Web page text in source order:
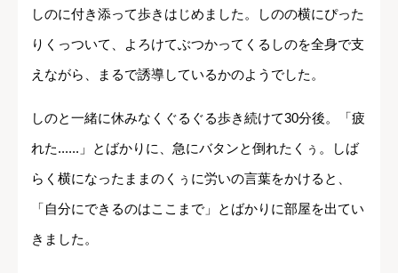
しのに付き添って歩きはじめました。しのの横にぴった
りくっついて、よろけてぶつかってくるしのを全身で支
えながら、まるで誘導しているかのようでした。
しのと一緒に休みなくぐるぐる歩き続けて30分後。「疲
れた......」とばかりに、急にバタンと倒れたくぅ。しば
らく横になったままのくぅに労いの言葉をかけると、
「自分にできるのはここまで」とばかりに部屋を出てい
きました。